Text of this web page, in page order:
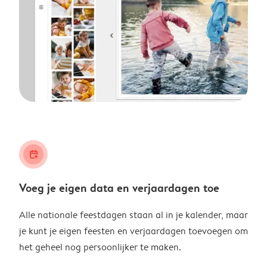
calendar_plus
Voeg je eigen data en verjaardagen toe
Alle nationale feestdagen staan al in je kalender, maar
je kunt je eigen feesten en verjaardagen toevoegen om
het geheel nog persoonlijker te maken.